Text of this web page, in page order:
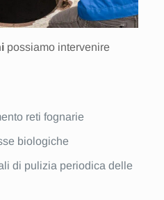
possiamo intervenire
reti fognarie
biologiche
di pulizia periodica delle